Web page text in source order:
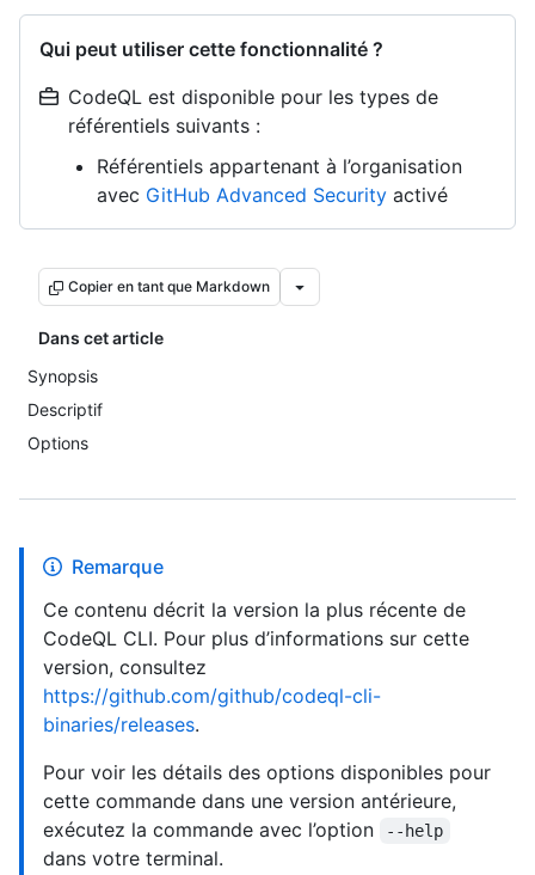
Qui peut utiliser cette fonctionnalité ?
CodeQL est disponible pour les types de
référentiels suivants :
Référentiels appartenant à l’organisation
avec GitHub Advanced Security activé
Copier en tant que Markdown
Dans cet article
Synopsis
Descriptif
Options
Remarque
Ce contenu décrit la version la plus récente de
CodeQL CLI. Pour plus d’informations sur cette
version, consultez
https://github.com/github/codeql-cli-
binaries/releases.
Pour voir les détails des options disponibles pour
cette commande dans une version antérieure,
exécutez la commande avec l’option
--help
dans votre terminal.